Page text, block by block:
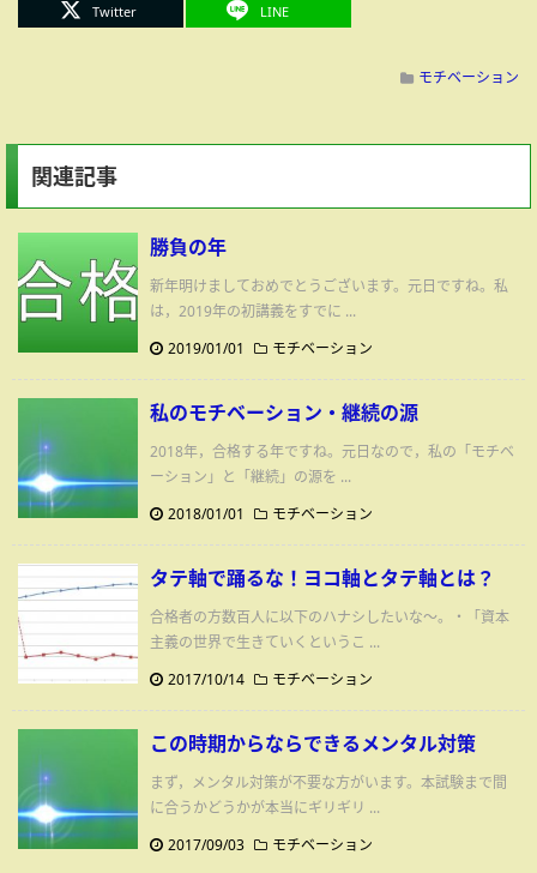
Twitter LINE
モチベーション
関連記事
勝負の年
新年明けましておめでとうございます。元日ですね。私
は，2019年の初講義をすでに ...
2019/01/01
モチベーション
私のモチベーション・継続の源
2018年，合格する年ですね。元日なので，私の「モチベ
ーション」と「継続」の源を ...
2018/01/01
モチベーション
タテ軸で踊るな！ヨコ軸とタテ軸とは？
合格者の方数百人に以下のハナシしたいな～。・「資本
主義の世界で生きていくというこ ...
2017/10/14
モチベーション
この時期からならできるメンタル対策
まず，メンタル対策が不要な方がいます。本試験まで間
に合うかどうかが本当にギリギリ ...
2017/09/03
モチベーション